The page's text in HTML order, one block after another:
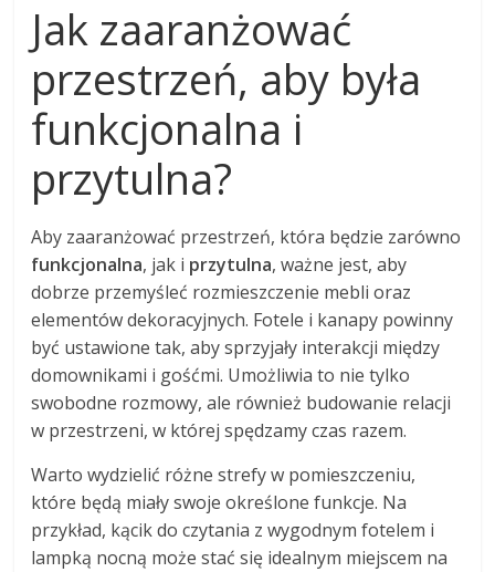
Jak zaaranżować
przestrzeń, aby była
funkcjonalna i
przytulna?
Aby zaaranżować przestrzeń, która będzie zarówno
funkcjonalna, jak i przytulna, ważne jest, aby
dobrze przemyśleć rozmieszczenie mebli oraz
elementów dekoracyjnych. Fotele i kanapy powinny
być ustawione tak, aby sprzyjały interakcji między
domownikami i gośćmi. Umożliwia to nie tylko
swobodne rozmowy, ale również budowanie relacji
w przestrzeni, w której spędzamy czas razem.
Warto wydzielić różne strefy w pomieszczeniu,
które będą miały swoje określone funkcje. Na
przykład, kącik do czytania z wygodnym fotelem i
lampką nocną może stać się idealnym miejscem na